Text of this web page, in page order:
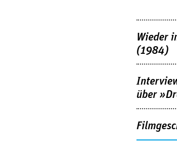
Wieder
(1984)
über